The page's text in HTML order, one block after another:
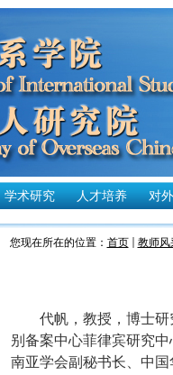
学术研究 人才培养 对
您现在所在的位置： 首页 教师风
代帆，教授，博士
别备案中心菲律宾研究
南亚学会副秘书长、中